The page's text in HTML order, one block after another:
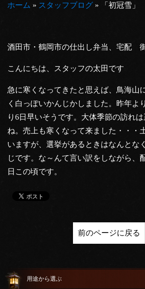
ホーム » スタッフブログ » 「初冠雪」
酒田市・鶴岡市の仕出し弁当、宅配
こんにちは、スタッフの太田です
急に寒くなってきたと思えば、鳥海山
く白っぽいかんじかしました。昨年よ
り6日早いそうです。大体季節の訪れ
ね。売上も寒くなって来ました・・・
いますが、選挙があるときはなんとな
じです。な～んて言い訳をしながら、
日この頃です。
前のページに戻る
用途から選ぶ